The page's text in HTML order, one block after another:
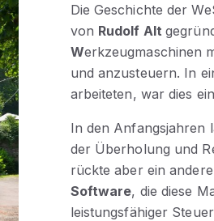
Die Geschichte der
von Rudolf Alt
Werkzeugmaschinen
und anzusteuern. In
arbeiteten, war dies
In den Anfangsjahren
der Überholung und
rückte aber ein
Software, die diese
leistungsfähiger